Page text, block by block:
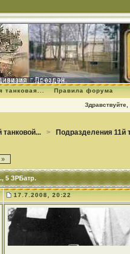
танковая... Правила форума
Здравствуйте,
> Подразделения 11й
»
, 5 ЗРБатр.
17.7.2008, 20:22